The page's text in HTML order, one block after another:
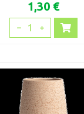
1,30 €
1